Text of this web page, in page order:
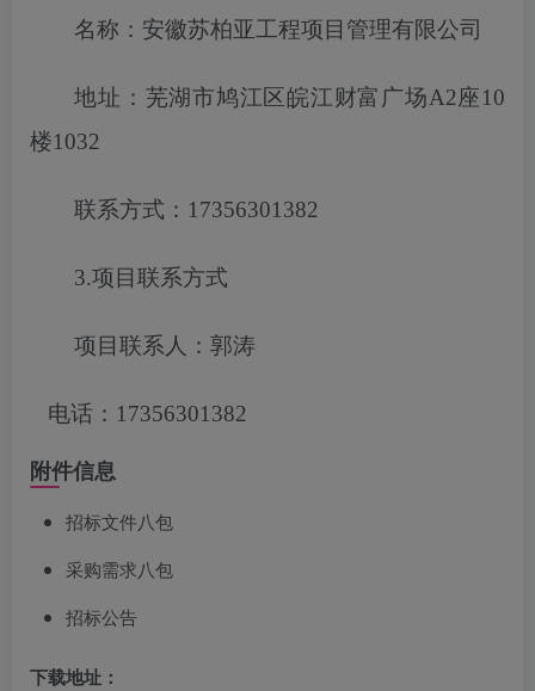
名称：安徽苏柏亚工程项目管理有限公司
地址：芜湖市鸠江区皖江财富广场A2座10
楼1032
联系方式： 17356301382
3.项目联系方式
项目联系人：郭涛
电话： 17356301382
附件信息
招标文件八包
采购需求八包
招标公告
下载地址：